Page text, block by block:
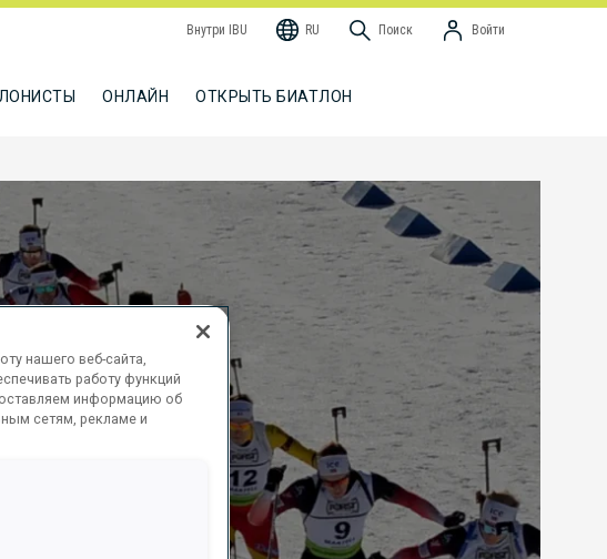
Внутри IBU RU Поиск Войти
ОНЛАЙН ОТКРЫТЬ БИАТЛОН
нашего веб-сайта,
работу функций
информацию об
сетям, рекламе и